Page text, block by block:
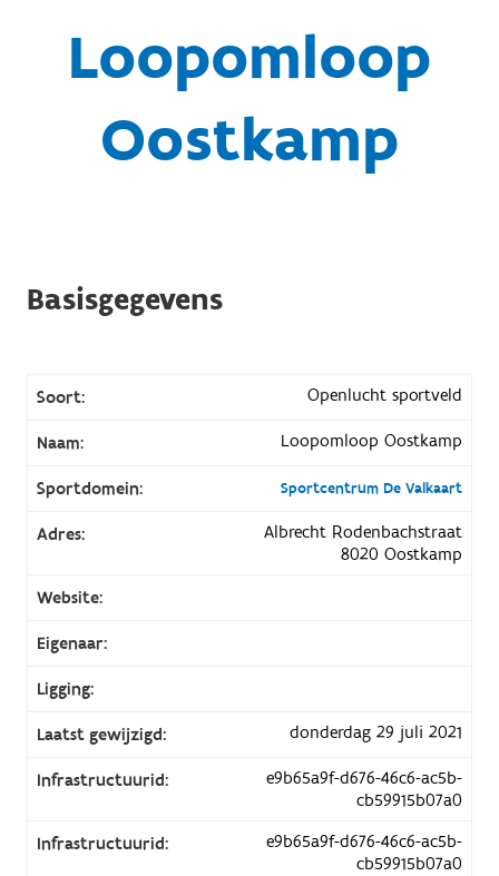
Loopomloop
Oostkamp
Basisgegevens
Soort: Openlucht sportveld
Naam: Loopomloop Oostkamp
Sportdomein: Sportcentrum De Valkaart
Adres:
Albrecht Rodenbachstraat
8020 Oostkamp
Website:
Eigenaar:
Ligging:
Laatst gewijzigd: donderdag 29 juli 2021
Infrastructuurid:
e9b65a9f-d676-46c6-ac5b-
cb59915b07a0
Infrastructuurid:
e9b65a9f-d676-46c6-ac5b-
cb59915b07a0